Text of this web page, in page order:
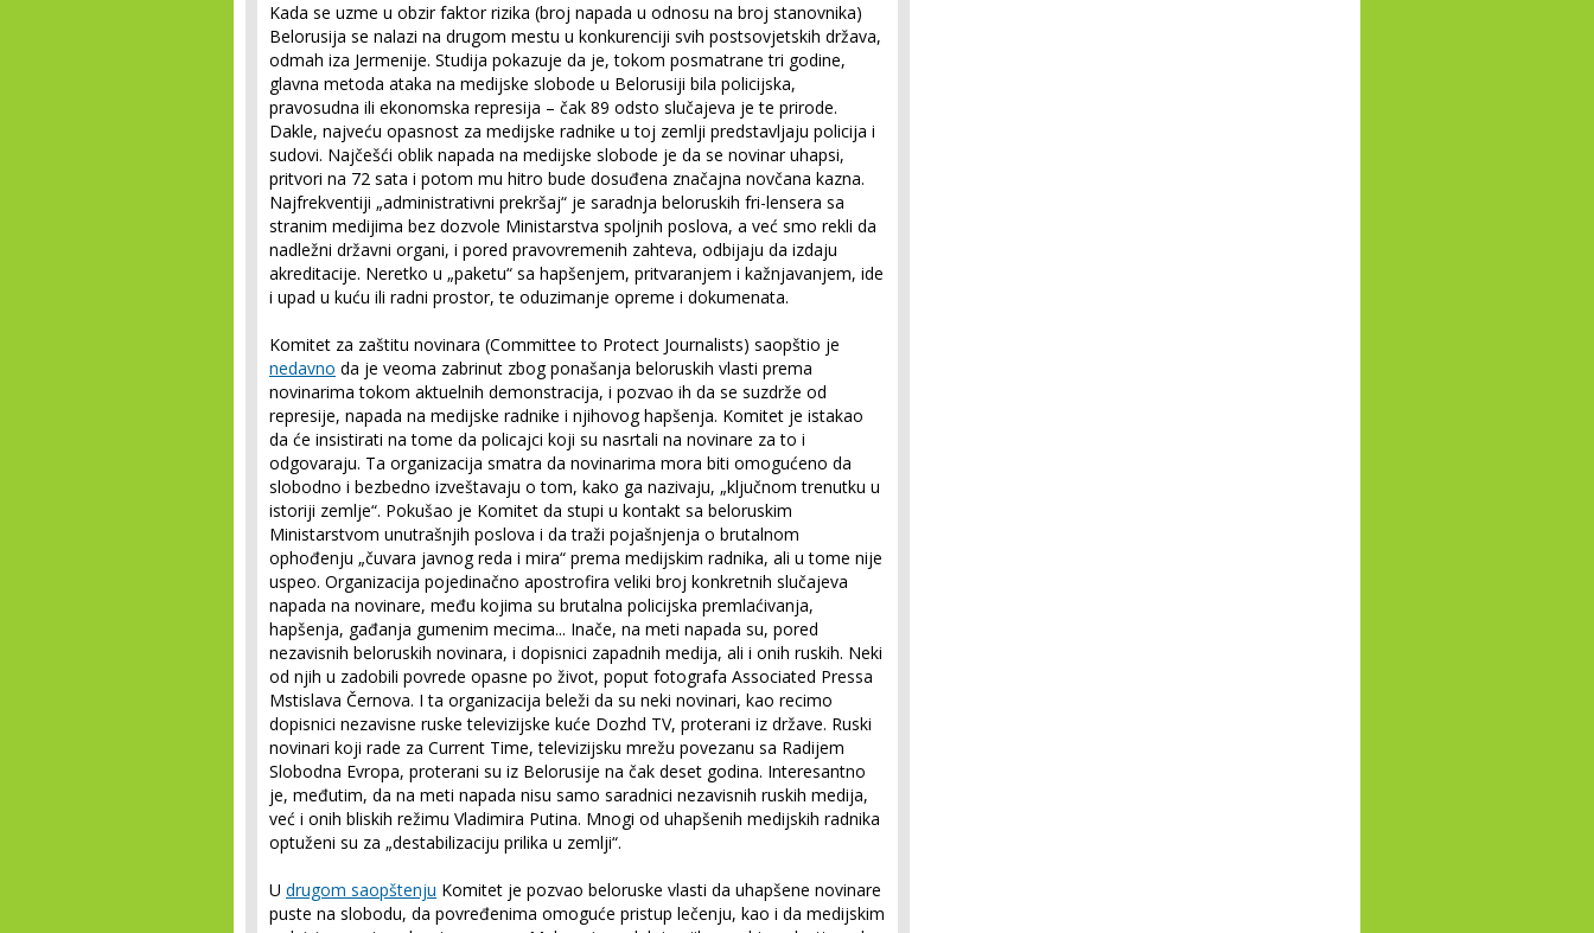
Kada se uzme u obzir faktor rizika (broj napada u odnosu na broj stanovnika)
Belorusija se nalazi na drugom mestu u konkurenciji svih postsovjetskih država,
odmah iza Jermenije. Studija pokazuje da je, tokom posmatrane tri godine,
glavna metoda ataka na medijske slobode u Belorusiji bila policijska,
pravosudna ili ekonomska represija – čak 89 odsto slučajeva je te prirode.
Dakle, najveću opasnost za medijske radnike u toj zemlji predstavljaju policija i
sudovi. Najčešći oblik napada na medijske slobode je da se novinar uhapsi,
pritvori na 72 sata i potom mu hitro bude dosuđena značajna novčana kazna.
Najfrekventiji „administrativni prekršaj“ je saradnja beloruskih fri-lensera sa
stranim medijima bez dozvole Ministarstva spoljnih poslova, a već smo rekli da
nadležni državni organi, i pored pravovremenih zahteva, odbijaju da izdaju
akreditacije. Neretko u „paketu“ sa hapšenjem, pritvaranjem i kažnjavanjem, ide
i upad u kuću ili radni prostor, te oduzimanje opreme i dokumenata.
Komitet za zaštitu novinara (Committee to Protect Journalists) saopštio je
nedavno da je veoma zabrinut zbog ponašanja beloruskih vlasti prema
novinarima tokom aktuelnih demonstracija, i pozvao ih da se suzdrže od
represije, napada na medijske radnike i njihovog hapšenja. Komitet je istakao
da će insistirati na tome da policajci koji su nasrtali na novinare za to i
odgovaraju. Ta organizacija smatra da novinarima mora biti omogućeno da
slobodno i bezbedno izveštavaju o tom, kako ga nazivaju, „ključnom trenutku u
istoriji zemlje“. Pokušao je Komitet da stupi u kontakt sa beloruskim
Ministarstvom unutrašnjih poslova i da traži pojašnjenja o brutalnom
ophođenju „čuvara javnog reda i mira“ prema medijskim radnika, ali u tome nije
uspeo. Organizacija pojedinačno apostrofira veliki broj konkretnih slučajeva
napada na novinare, među kojima su brutalna policijska premlaćivanja,
hapšenja, gađanja gumenim mecima... Inače, na meti napada su, pored
nezavisnih beloruskih novinara, i dopisnici zapadnih medija, ali i onih ruskih. Neki
od njih u zadobili povrede opasne po život, poput fotografa Associated Pressa
Mstislava Černova. I ta organizacija beleži da su neki novinari, kao recimo
dopisnici nezavisne ruske televizijske kuće Dozhd TV, proterani iz države. Ruski
novinari koji rade za Current Time, televizijsku mrežu povezanu sa Radijem
Slobodna Evropa, proterani su iz Belorusije na čak deset godina. Interesantno
je, međutim, da na meti napada nisu samo saradnici nezavisnih ruskih medija,
već i onih bliskih režimu Vladimira Putina. Mnogi od uhapšenih medijskih radnika
optuženi su za „destabilizaciju prilika u zemlji“.
U drugom saopštenju Komitet je pozvao beloruske vlasti da uhapšene novinare
puste na slobodu, da povređenima omoguće pristup lečenju, kao i da medijskim